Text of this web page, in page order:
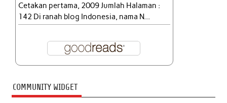
Cetakan pertama, 2009 Jumlah Halaman :
142 Di ranah blog Indonesia, nama N...
COMMUNITY WIDGET